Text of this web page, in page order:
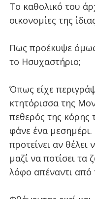
Το καθολικό του
οικονομίες της
Πως προέκυψε
το Ησυχαστήριο;
Όπως είχε
κτητόρισσα της
πεθερός της κόρης
φάνε ένα μεσημέρι.
προτείνει αν
μαζί να ποτίσει τα
λόφο απέναντι από